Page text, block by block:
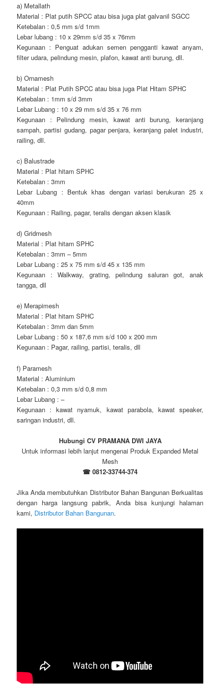
a) Metallath
Material : Plat putih SPCC atau bisa juga plat galvanil SGCC
Ketebalan : 0,5 mm s/d 1mm
Lebar lubang : 10 x 29mm s/d 35 x 76mm
Kegunaan : Penguat adukan semen pengganti kawat anyam,
filter udara, pelindung mesin, plafon, kawat anti burung, dll.
b) Ornamesh
Material : Plat Putih SPCC atau bisa juga Plat Hitam SPHC
Ketebalan : 1mm s/d 3mm
Lebar Lubang : 10 x 29 mm s/d 35 x 76 mm
Kegunaan : Pelindung mesin, kawat anti burung, keranjang
sampah, partisi gudang, pagar penjara, keranjang palet industri,
railing, dll.
c) Balustrade
Material : Plat hitam SPHC
Ketebalan : 3mm
Lebar Lubang : Bentuk khas dengan variasi berukuran 25 x
40mm
Kegunaan : Railing, pagar, teralis dengan aksen klasik
d) Gridmesh
Material : Plat hitam SPHC
Ketebalan : 3mm – 5mm
Lebar Lubang : 25 x 75 mm s/d 45 x 135 mm
Kegunaan : Walkway, grating, pelindung saluran got, anak
tangga, dll
e) Merapimesh
Material : Plat hitam SPHC
Ketebalan : 3mm dan 5mm
Lebar Lubang : 50 x 187,6 mm s/d 100 x 200 mm
Kegunaan : Pagar, railing, partisi, teralis, dll
f) Paramesh
Material : Aluminium
Ketebalan : 0,3 mm s/d 0,8 mm
Lebar Lubang : –
Kegunaan : kawat nyamuk, kawat parabola, kawat speaker,
saringan industri, dll.
Hubungi CV PRAMANA DWI JAYA
Untuk informasi lebih lanjut mengenai Produk Expanded Metal
Mesh
☎ 0812-33744-374
Jika Anda membutuhkan Distributor Bahan Bangunan Berkualitas
dengan harga langsung pabrik, Anda bisa kunjungi halaman
kami, Distributor Bahan Bangunan.